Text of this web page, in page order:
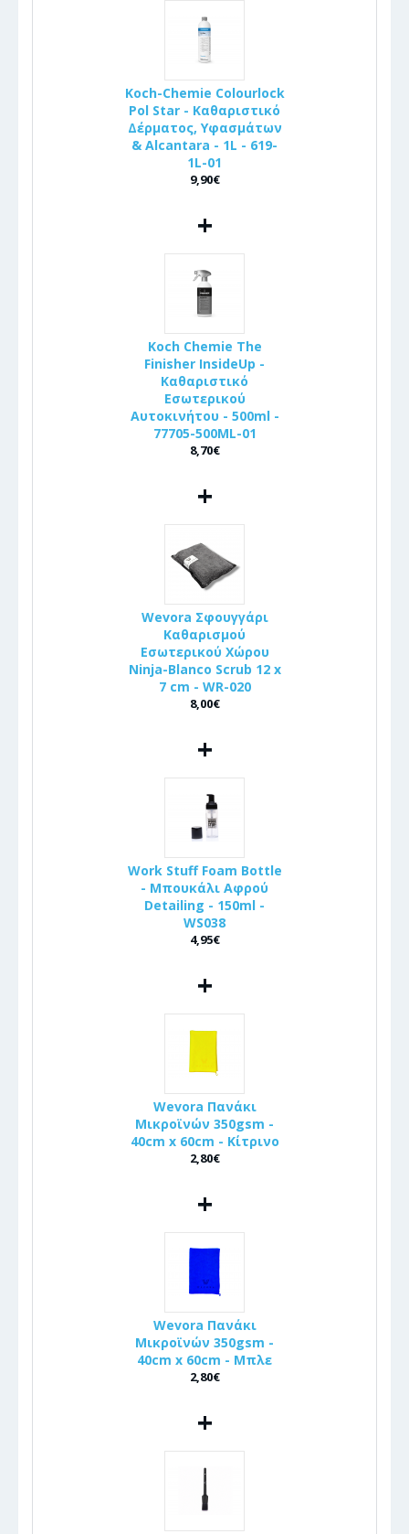
Koch-Chemie Colourlock
Pol Star - Καθαριστικό
Δέρματος, Υφασμάτων
& Alcantara - 1L - 619-
1L-01
9,90€
+
Koch Chemie The
Finisher InsideUp -
Καθαριστικό
Εσωτερικού
Αυτοκινήτου - 500ml -
77705-500ML-01
8,70€
+
Wevora Σφουγγάρι
Καθαρισμού
Εσωτερικού Χώρου
Ninja-Blanco Scrub 12 x
7 cm - WR-020
8,00€
+
Work Stuff Foam Bottle
- Μπουκάλι Αφρού
Detailing - 150ml -
WS038
4,95€
+
Wevora Πανάκι
Μικροϊνών 350gsm -
40cm x 60cm - Κίτρινο
2,80€
+
Wevora Πανάκι
Μικροϊνών 350gsm -
40cm x 60cm - Μπλε
2,80€
+